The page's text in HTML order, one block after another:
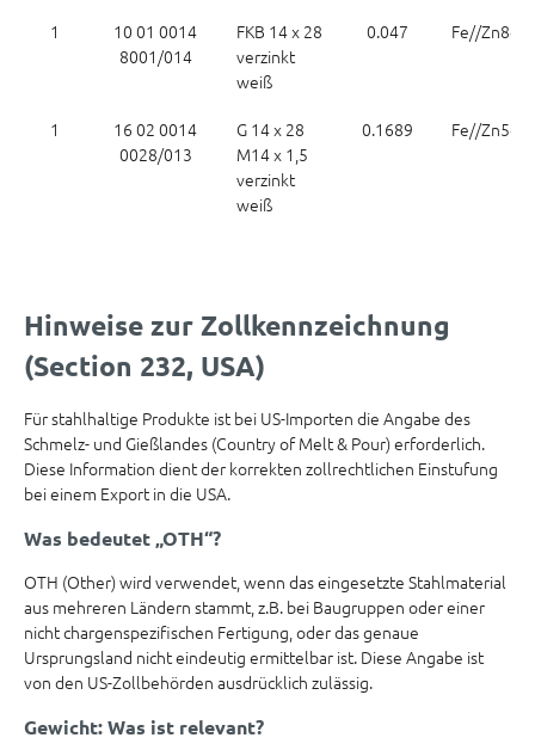
1
10 01 0014
8001/014
FKB 14 x 28
verzinkt
weiß
0.047 Fe//Zn8c B
1
16 02 0014
0028/013
G 14 x 28
M14 x 1,5
verzinkt
weiß
0.1689 Fe//Zn5c B
Hinweise zur Zollkennzeichnung
(Section 232, USA)
Für stahlhaltige Produkte ist bei US-Importen die Angabe des
Schmelz- und Gießlandes (Country of Melt & Pour) erforderlich.
Diese Information dient der korrekten zollrechtlichen Einstufung
bei einem Export in die USA.
Was bedeutet „OTH“?
OTH (Other) wird verwendet, wenn das eingesetzte Stahlmaterial
aus mehreren Ländern stammt, z.B. bei Baugruppen oder einer
nicht chargenspezifischen Fertigung, oder das genaue
Ursprungsland nicht eindeutig ermittelbar ist. Diese Angabe ist
von den US-Zollbehörden ausdrücklich zulässig.
Gewicht: Was ist relevant?